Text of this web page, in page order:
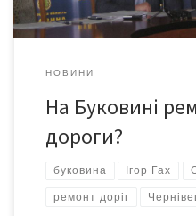
НОВИНИ
На Буковині
дороги?
буковина Ігор Гах
ремонт доріг